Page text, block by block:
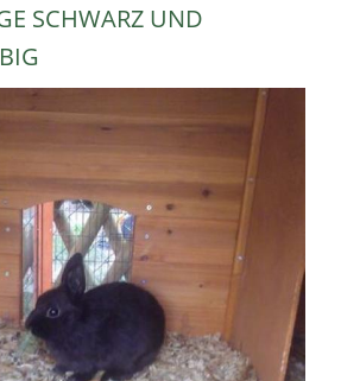
SCHWARZ UND